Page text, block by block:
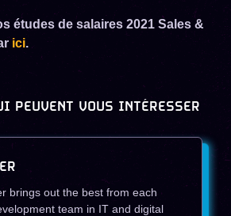
études de salaires 2021 Sales &
ici.
PEUVENT VOUS INTÉRESSER
brings out the best from each
team in IT and digital